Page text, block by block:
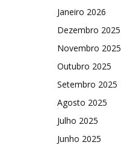
Janeiro 2026
Dezembro 2025
Novembro 2025
Outubro 2025
Setembro 2025
Agosto 2025
Julho 2025
Junho 2025